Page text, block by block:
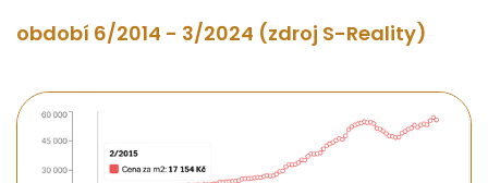
období 6/2014 - 3/2024 (zdroj S-Reality)